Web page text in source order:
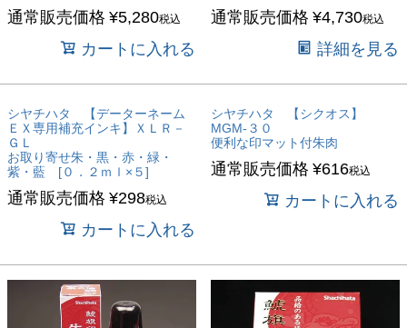
通常販売価格 ¥5,280税込
カートに入れる
通常販売価格 ¥4,730税込
詳細を見る
シヤチハタ 【データーネーム
ＥＸ専用補充インキ】ＸＬＲ－
ＧＬ
お取り寄せ朱・黒・赤・緑・
紫・藍 [０．２ｍｌ×５]
通常販売価格 ¥298税込
カートに入れる
シヤチハタ 【シクオス】
MGM-３０
便利な印マット付朱肉
通常販売価格 ¥616税込
カートに入れる